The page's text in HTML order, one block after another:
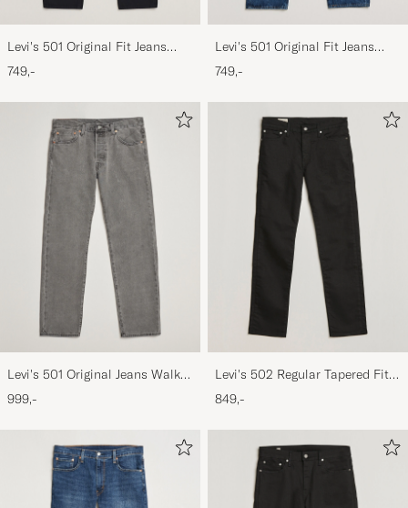
Levi's 501 Original Fit Jeans
Black
749,-
Levi's 501 Original Fit Jeans
Stonewash
749,-
Levi's 501 Original Jeans Walk
Down Broadway
999,-
Levi's 502 Regular Tapered Fit
Jeans Nightshine
849,-